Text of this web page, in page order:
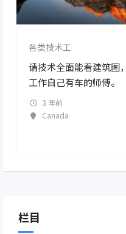
各类技术工
请技术全面能看建筑图
工作自己有车的师傅。
3 年前
Canada
栏目